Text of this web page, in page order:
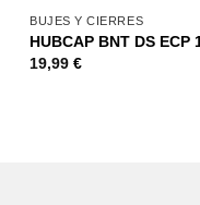
BUJES Y CIERRES
HUBCAP BNT DS ECP
19,99 €